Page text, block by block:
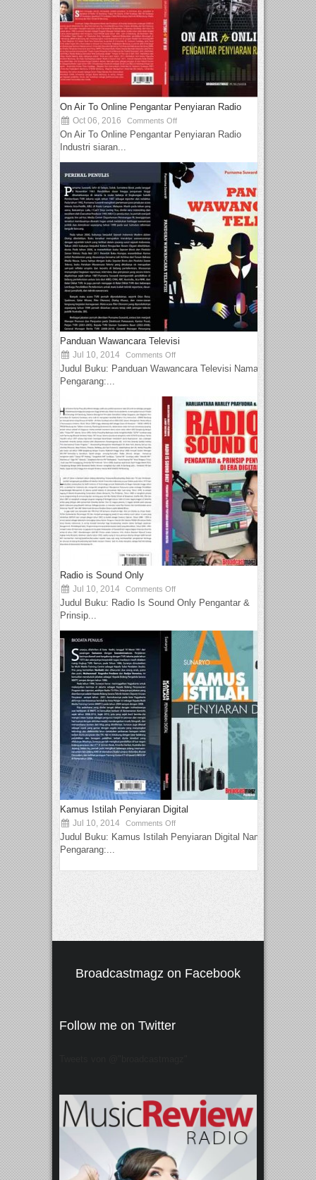
On Air To Online Pengantar Penyiaran Radio
Oct 06, 2016 Comments Off
On Air To Online Pengantar Penyiaran Radio
Industri siaran...
Panduan Wawancara Televisi
Jul 10, 2014 Comments Off
Judul Buku: Panduan Wawancara Televisi Nama
Pengarang:...
Radio is Sound Only
Jul 10, 2014 Comments Off
Judul Buku: Radio Is Sound Only Pengantar &
Prinsip...
Kamus Istilah Penyiaran Digital
Jul 10, 2014 Comments Off
Judul Buku: Kamus Istilah Penyiaran Digital Nama
Pengarang:...
Broadcastmagz on Facebook
Follow me on Twitter